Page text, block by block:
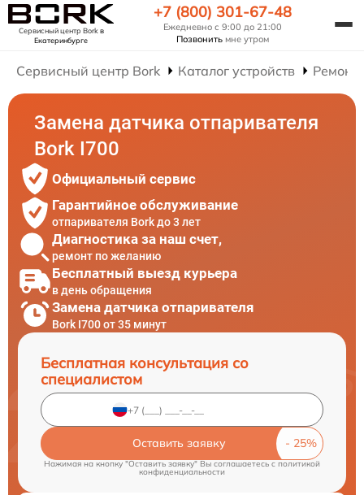
Сервисный центр Borkв
Екатеринбурге
+7 (800) 301-67-48
Ежедневно с 9:00 до 21:00
Позвонить мне утром
Сервисный центр Bork Каталог устройств Ремонт
Замена датчика отпаривателя
Bork I700
Официальный сервис
Гарантийное обслуживание
отпаривателя Bork до 3 лет
Диагностика за наш счет,
ремонт по желанию
Бесплатный выезд курьера
в день обращения
Замена датчика отпаривателя
Bork I700 от 35 минут
Бесплатная консультация со
специалистом
Оставить заявку
Нажимая на кнопку "Оставить заявку" Вы соглашаетесь cполитикой
конфиденциальности